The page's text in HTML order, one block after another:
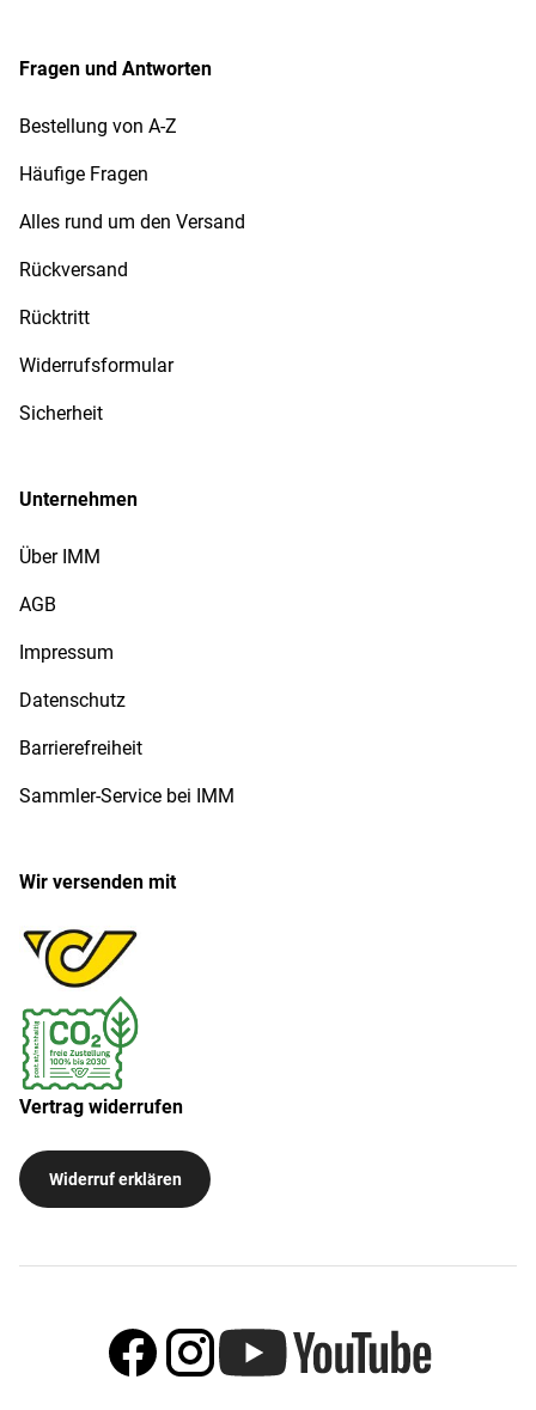
Fragen und Antworten
Bestellung von A-Z
Häufige Fragen
Alles rund um den Versand
Rückversand
Rücktritt
Widerrufsformular
Sicherheit
Unternehmen
Über IMM
AGB
Impressum
Datenschutz
Barrierefreiheit
Sammler-Service bei IMM
Wir versenden mit
Vertrag widerrufen
Widerruf erklären